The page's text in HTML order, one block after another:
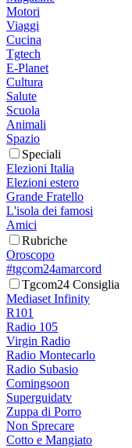
Motori
Viaggi
Cucina
Tgtech
E-Planet
Cultura
Salute
Scuola
Animali
Spazio
Speciali
Elezioni Italia
Elezioni estero
Grande Fratello
L'isola dei famosi
Amici
Rubriche
Oroscopo
#tgcom24amarcord
Tgcom24 Consiglia
Mediaset Infinity
R101
Radio 105
Virgin Radio
Radio Montecarlo
Radio Subasio
Comingsoon
Superguidatv
Zuppa di Porro
Non Sprecare
Cotto e Mangiato